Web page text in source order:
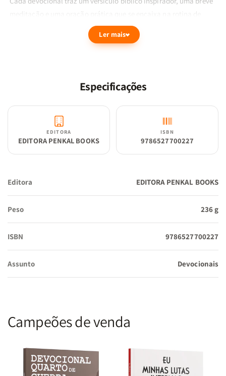
meditação e uma oração prática que se encaixa na rotina de
qualquer mulher. É o presente perfeito para quem deseja começar
ou terminar o dia na presença de Deus, fortalecendo a fé e
você a transformar pequenos momentos em grandes
Ler mais
Especificações
EDITORA
EDITORA PENKAL BOOKS
ISBN
9786527700227
Editora EDITORA PENKAL BOOKS
Peso 236 g
ISBN 9786527700227
Assunto Devocionais
Campeões de venda